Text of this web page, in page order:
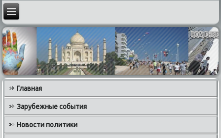
Главная
Зарубежные события
Новости политики